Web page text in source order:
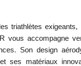
triathlètes exigeants,
vous accompagne
Son design
ses matériaux